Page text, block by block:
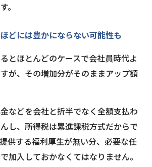
。
どには豊かにならない可能性も
とほとんどのケースで会社員時代よ
が、その増加分がそのままアップ額
などを会社と折半でなく全額支払わ
し、所得税は累進課税方式だからで
供する福利厚生が無い分、必要な任
加入しておかなくてはなりません。